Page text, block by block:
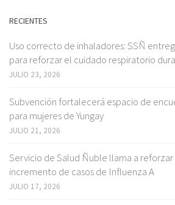
RECIENTES
Uso correcto de inhaladores: SSÑ
para reforzar el cuidado respiratorio
JULIO 23, 2026
Subvención fortalecerá espacio de
para mujeres de Yungay
JULIO 21, 2026
Servicio de Salud Ñuble llama a
incremento de casos de Influenza A
JULIO 17, 2026